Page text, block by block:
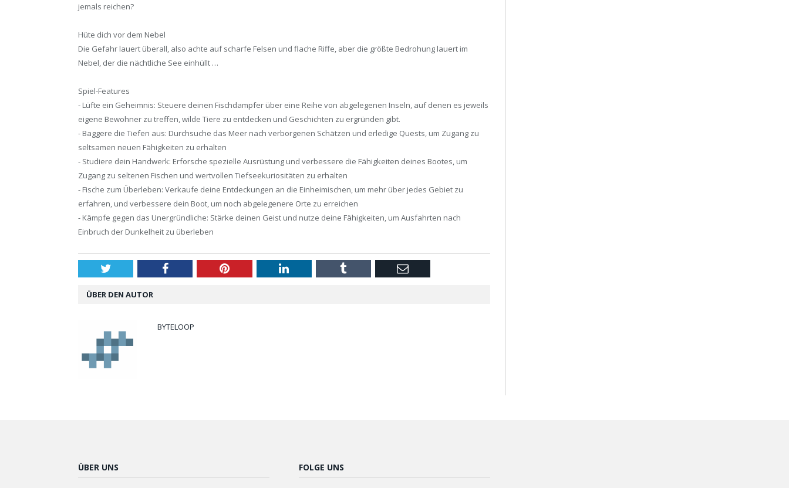
jemals reichen?
Hüte dich vor dem Nebel
Die Gefahr lauert überall, also achte auf scharfe Felsen und flache Riffe, aber die größte Bedrohung lauert im
Nebel, der die nächtliche See einhüllt …
Spiel-Features
- Lüfte ein Geheimnis: Steuere deinen Fischdampfer über eine Reihe von abgelegenen Inseln, auf denen es jeweils
eigene Bewohner zu treffen, wilde Tiere zu entdecken und Geschichten zu ergründen gibt.
- Baggere die Tiefen aus: Durchsuche das Meer nach verborgenen Schätzen und erledige Quests, um Zugang zu
seltsamen neuen Fähigkeiten zu erhalten
- Studiere dein Handwerk: Erforsche spezielle Ausrüstung und verbessere die Fähigkeiten deines Bootes, um
Zugang zu seltenen Fischen und wertvollen Tiefseekuriositäten zu erhalten
- Fische zum Überleben: Verkaufe deine Entdeckungen an die Einheimischen, um mehr über jedes Gebiet zu
erfahren, und verbessere dein Boot, um noch abgelegenere Orte zu erreichen
- Kämpfe gegen das Unergründliche: Stärke deinen Geist und nutze deine Fähigkeiten, um Ausfahrten nach
Einbruch der Dunkelheit zu überleben
Twitter Facebook Pinterest LinkedIn Tumblr Email
ÜBER DEN AUTOR
BYTELOOP
ÜBER UNS FOLGE UNS